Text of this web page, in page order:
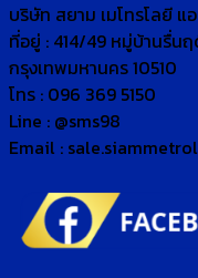
บริษัท สยาม เมโทรโลยี
ที่อยู่ : 414/49 หมู่บ้านรื่น
กรุงเทพมหานคร 10510
โทร : 096 369 5150
Line : @sms98
Email :